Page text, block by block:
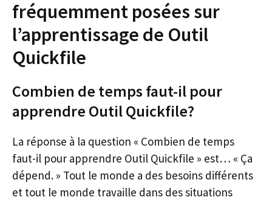
fréquemment posées sur
l’apprentissage de Outil
Quickfile
Combien de temps faut-il pour
apprendre Outil Quickfile?
La réponse à la question « Combien de temps
faut-il pour apprendre Outil Quickfile » est… « Ça
dépend. » Tout le monde a des besoins différents
et tout le monde travaille dans des situations